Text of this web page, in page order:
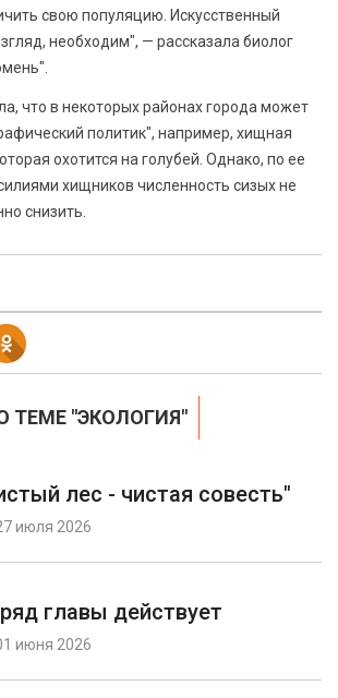
свою популяцию. Искусственный
необходим", — рассказала биолог
что в некоторых районах города может
политик", например, хищная
охотится на голубей. Однако, по ее
хищников численность сизых не
снизить.
ТЕМЕ "ЭКОЛОГИЯ"
лес - чистая совесть"
июля 2026
главы действует
июня 2026